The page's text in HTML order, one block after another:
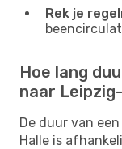
Rek je
Hoe lang
naar
De duur van
Halle is